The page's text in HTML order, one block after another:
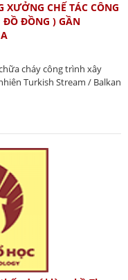
XƯỞNG CHẾ TÁC CÔNG
ĐỒNG ) GẦN
cháy công trình xây
Turkish Stream / Balkan